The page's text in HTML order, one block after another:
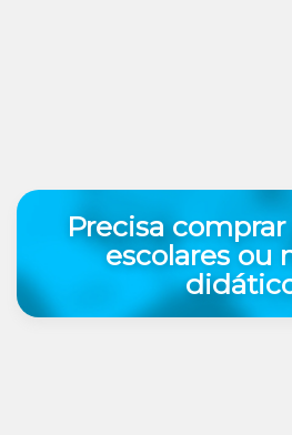
Precisa
escolares ou